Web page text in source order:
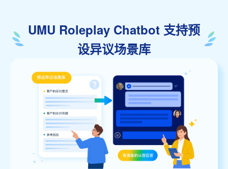
UMU Roleplay Chatbot 支持预
设异议场景库